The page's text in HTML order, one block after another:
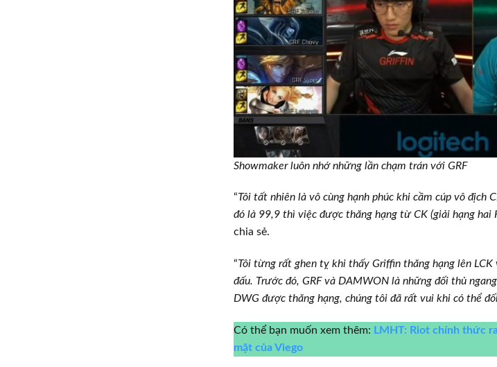
Showmaker luôn nhớ những lần chạm trán với GRF
“Tôi tất nhiên là vô cùng hạnh phúc khi cầm cúp vô địch
đó là 99,9 thì việc được thăng hạng từ CK (giải hạng hai
chia sẻ.
“Tôi từng rất ghen tỵ khi thấy Griffin thăng hạng lên
đấu. Trước đó, GRF và DAMWON là những đối thủ
DWG được thăng hạng, chúng tôi đã rất vui khi có thể
Có thể bạn muốn xem thêm: LMHT: Riot chính thức
mặt của Viego